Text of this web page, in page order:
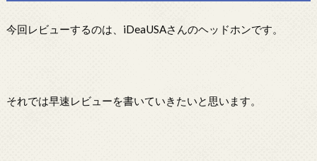
今回レビューするのは、iDeaUSAさんのヘッドホンです。
それでは早速レビューを書いていきたいと思います。